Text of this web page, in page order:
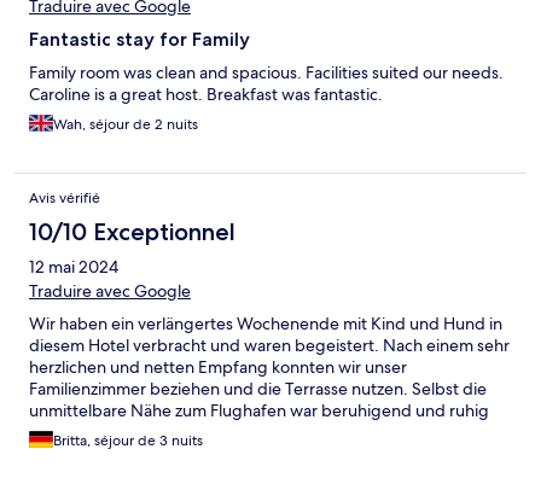
Traduire avec Google
Fantastic stay for Family
Family room was clean and spacious. Facilities suited our needs.
Caroline is a great host. Breakfast was fantastic.
Wah, séjour de 2 nuits
Avis vérifié
10/10 Exceptionnel
12 mai 2024
Traduire avec Google
Wir haben ein verlängertes Wochenende mit Kind und Hund in
diesem Hotel verbracht und waren begeistert. Nach einem sehr
herzlichen und netten Empfang konnten wir unser
Familienzimmer beziehen und die Terrasse nutzen. Selbst die
unmittelbare Nähe zum Flughafen war beruhigend und ruhig
(die Autos auf der Landstraße waren lauter zu hören als die
Flugzeuge) . Morgens gibt es ein vielfältiges Frühstücksbuffet
Britta, séjour de 3 nuits